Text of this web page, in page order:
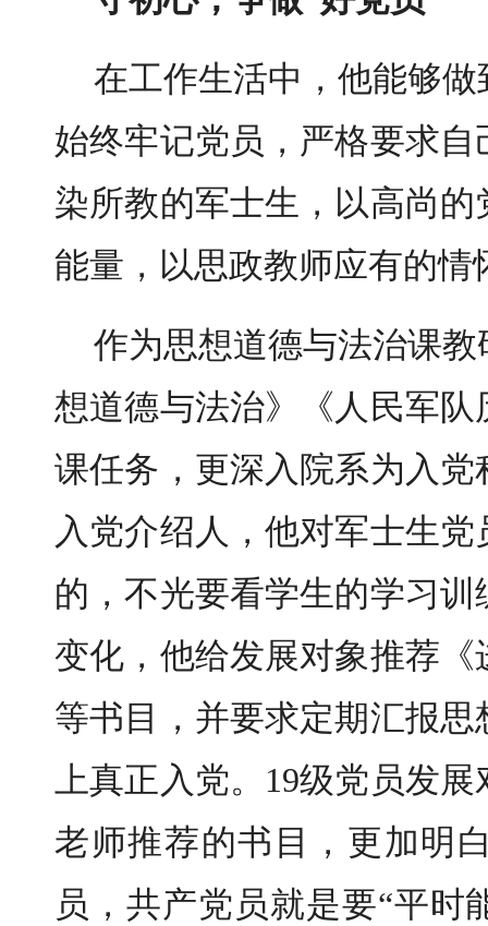
在工作生活中，他能够
始终牢记党员，严格要求
染所教的军士生，以高尚
能量，以思政教师应有的
作为思想道德与法治课
想道德与法治》《人民军
课任务，更深入院系为入
入党介绍人，他对军士生
的，不光要看学生的学习
变化，他给发展对象推荐
等书目，并要求定期汇报
上真正入党。19级党员发
老师推荐的书目，更加明
员，共产党员就是要“平时